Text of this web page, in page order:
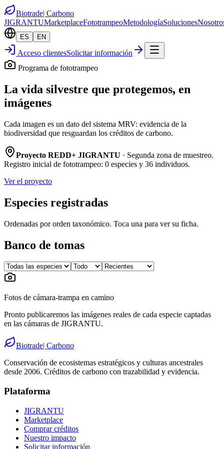
Biotrade| Carbono
JIGRANTUMarketplaceFototrampeoMetodologíaSoluciones
ES EN
Acceso clientesSolicitar información
Programa de fototrampeo
La vida silvestre que protegemos, en
imágenes
Cada imagen es un dato del sistema MRV: evidencia de la
biodiversidad que resguardan los créditos de carbono.
Proyecto REDD+ JIGRANTU · Segunda zona de muestreo.
Registro inicial de fototrampeo: 0 especies y 36 individuos.
Ver el proyecto
Especies registradas
Ordenadas por orden taxonómico. Toca una para ver su ficha.
Banco de tomas
Fotos de cámara-trampa en camino
Pronto publicaremos las imágenes reales de cada especie captadas
en las cámaras de JIGRANTU.
Biotrade| Carbono
Conservación de ecosistemas estratégicos y culturas ancestrales
desde 2006. Créditos de carbono con trazabilidad y evidencia.
Plataforma
JIGRANTU
Marketplace
Comprar créditos
Nuestro impacto
Solicitar información